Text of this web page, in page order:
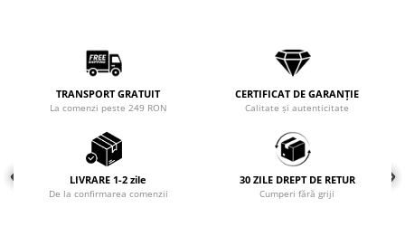
Coliere cu mărgele colorate și
Coliere cu pietre semiprețioase
TRANSPORT GRATUIT
La comenzi peste 249 RON
CERTIFICAT DE GARANȚIE
Calitate și autenticitate
LIVRARE 1-2 zile
De la confirmarea comenzii
30 ZILE DREPT DE RETUR
Cumperi fără griji